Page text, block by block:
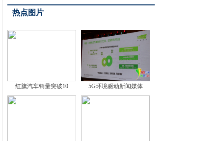
热点图片
红旗汽车销量突破10 5G环境驱动新闻媒体